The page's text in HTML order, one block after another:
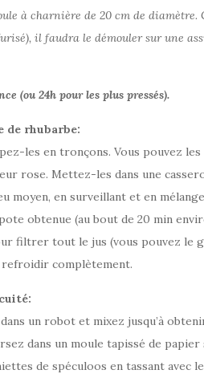
à charnière de 20 cm de diamètre.
il faudra le démouler sur une
(ou 24h pour les plus pressés).
de rhubarbe:
les en tronçons. Vous pouvez
rose. Mettez-les dans une
moyen, en surveillant et en
obtenue (au bout de 20 min
filtrer tout le jus (vous pouvez
refroidir complètement.
un robot et mixez jusqu’à
dans un moule tapissé de
de spéculoos en tassant avec